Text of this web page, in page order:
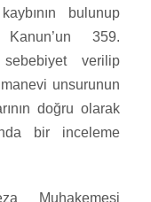
bulunup
Kanun’un 359.
sebebiyet verilip
unsurunun
doğru olarak
bir inceleme
Muhakemesi